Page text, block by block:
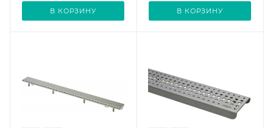
В КОРЗИНУ В КОРЗИНУ